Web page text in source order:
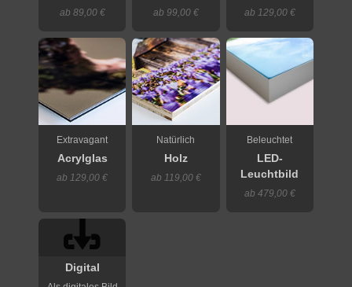
ab 89,00 € ab 99,00 € ab 129,00 €
Extravagant
Acrylglas
ab 129,00 €
Natürlich
Holz
ab 119,00 €
Beleuchtet
LED-
Leuchtbild
ab 479,00 €
Digital